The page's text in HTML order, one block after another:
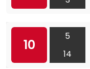
10
5
14